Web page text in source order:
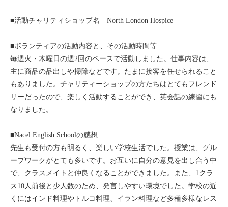
ハンガリー
ギリシャ
■活動チャリティショップ名 North London Hospice
■ボランティアの活動内容と、その活動時間等
毎週火・木曜日の週2回のペースで活動しました。仕事内容は、
主に商品の品出しや掃除などです。たまに接客を任せられること
もありました。チャリティーショップの方たちはとてもフレンド
リーだったので、楽しく活動することができ、英会話の練習にも
なりました。
■Nacel English Schoolの感想
先生も受付の方も明るく、楽しい学校生活でした。授業は、グル
ープワークがとても多いです。お互いに自分の意見を出し合う中
で、クラスメイトと仲良くなることができました。また、1クラ
ス10人前後と少人数のため、発言しやすい環境でした。学校の近
くにはインド料理やトルコ料理、イラン料理など多種多様なレス